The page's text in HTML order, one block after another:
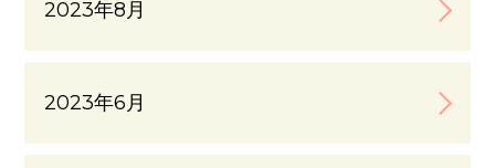
2023年8月
2023年6月